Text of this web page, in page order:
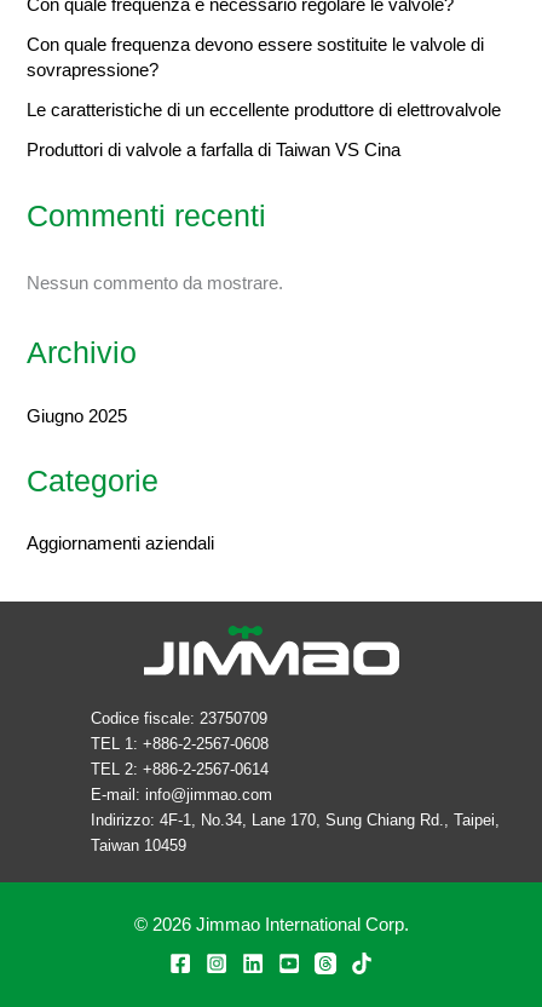
Con quale frequenza è necessario regolare le valvole?
Con quale frequenza devono essere sostituite le valvole di
sovrapressione?
Le caratteristiche di un eccellente produttore di elettrovalvole
Produttori di valvole a farfalla di Taiwan VS Cina
Commenti recenti
Nessun commento da mostrare.
Archivio
Giugno 2025
Categorie
Aggiornamenti aziendali
Codice fiscale: 23750709
TEL 1: +886-2-2567-0608
TEL 2: +886-2-2567-0614
E-mail: info@jimmao.com
Indirizzo: 4F-1, No.34, Lane 170, Sung Chiang Rd., Taipei,
Taiwan 10459
© 2026 Jimmao International Corp.